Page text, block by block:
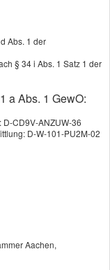
Abs. 1 der
§ 34 i Abs. 1 Satz 1 der
a Abs. 1 GewO:
CD9V-ANZUW-36
D-W-101-PU2M-02
Aachen,